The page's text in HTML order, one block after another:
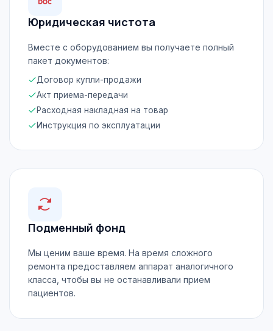
Юридическая чистота
Вместе с оборудованием вы получаете полный
пакет документов:
Договор купли-продажи
Акт приема-передачи
Расходная накладная на товар
Инструкция по эксплуатации
Подменный фонд
Мы ценим ваше время. На время сложного
ремонта предоставляем аппарат аналогичного
класса, чтобы вы не останавливали прием
пациентов.